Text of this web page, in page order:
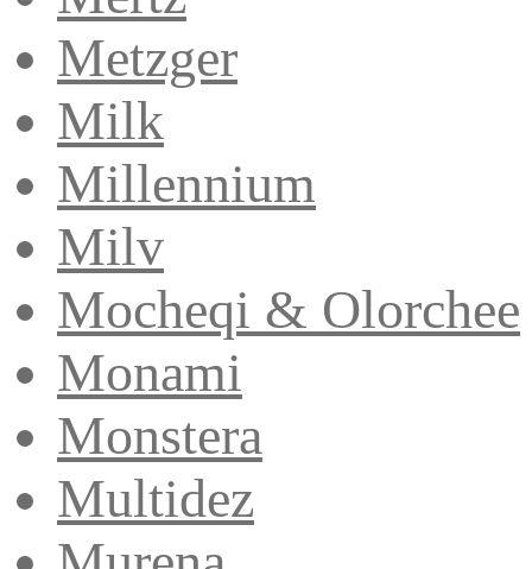
Metzger
Milk
Millennium
Milv
Mocheqi & Olorchee
Monami
Monstera
Multidez